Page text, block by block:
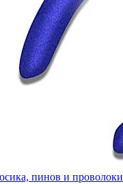
пинов и проволоки